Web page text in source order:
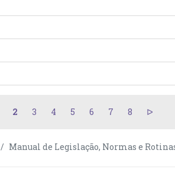
2 3 4 5 6 7 8
Manual de Legislação, Normas e